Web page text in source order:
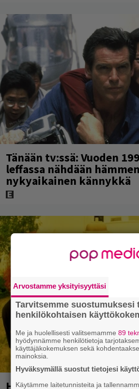
Tänään tv:ssä: Vuoden
leffassa nähdään
nykyaikainen kännykkä
Arvostamme yksityisyyttäsi
Tarvitsemme suostumuksesi
henkilökohtaisen
Me ja huolellisesti valitsemamme89
hyödynnämme henkilötietoja
käyttäjäkokemuksen sekä
mainoksia.
Hyväksymällä suostut tietojesi
Käytämme laitetunnisteita ja